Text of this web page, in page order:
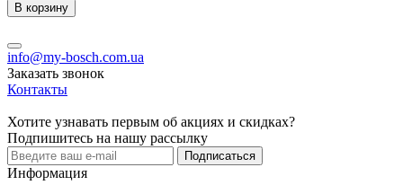
В корзину
info@my-bosch.com.ua
Заказать звонок
Контакты
Хотите узнавать первым об акциях и скидках?
Подпишитесь на нашу рассылку
Подписаться
Информация